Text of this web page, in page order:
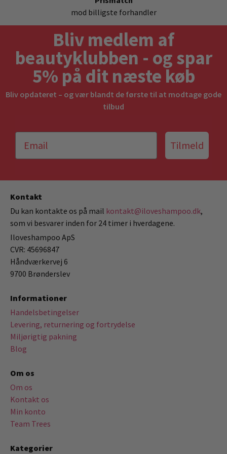
mod billigste forhandler
Bliv medlem af
beautyklubben - og spar
5% på dit næste køb
Bliv opdateret – og vær blandt de første til at modtage gode
tilbud
Tilmeld
Kontakt
Du kan kontakte os på mail kontakt@iloveshampoo.dk,
som vi besvarer inden for 24 timer i hverdagene.
Iloveshampoo ApS
CVR: 45696847
Håndværkervej 6
9700 Brønderslev
Informationer
Handelsbetingelser
Levering, returnering og fortrydelse
Miljørigtig pakning
Blog
Om os
Om os
Kontakt os
Min konto
Team Trees
Kategorier